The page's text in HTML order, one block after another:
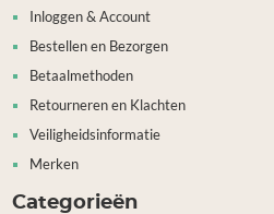
Inloggen & Account
Bestellen en Bezorgen
Betaalmethoden
Retourneren en Klachten
Veiligheidsinformatie
Merken
Categorieën